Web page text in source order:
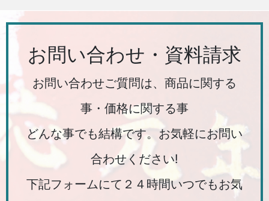
お問い合わせ・資料請求
お問い合わせご質問は、商品に関する
事・価格に関する事
どんな事でも結構です。お気軽にお問い
合わせください!
下記フォームにて２４時間いつでもお気